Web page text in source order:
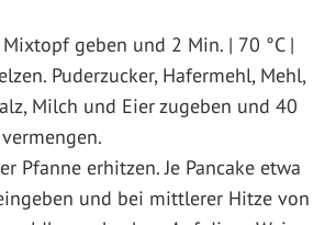
geben und 2 Min. | 70 °C |
Puderzucker, Hafermehl, Mehl,
Milch und Eier zugeben und 40
Pfanne erhitzen. Je Pancake etwa
und bei mittlerer Hitze von